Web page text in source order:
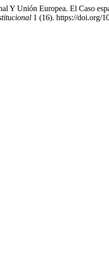
Y Unión Europea. El Caso
1 (16). https://doi.org/